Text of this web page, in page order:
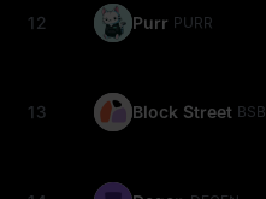
12 Purr PURR
13 Block Street BSB